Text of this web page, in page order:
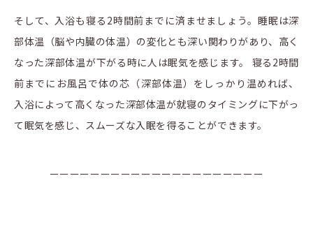
そして、入浴も寝る2時間前までに済ませましょう。睡眠は深
部体温（脳や内臓の体温）の変化とも深い関わりがあり、高く
なった深部体温が下がる時に人は眠気を感じます。 寝る2時間
前までにお風呂で体の芯（深部体温）をしっかり温めれば、
入浴によって高くなった深部体温が就寝のタイミングに下がっ
て眠気を感じ、スムーズな入眠を得ることができます。
ーーーーーーーーーーーーーーーーーーーーー